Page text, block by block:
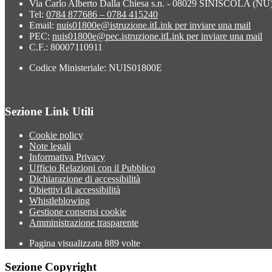
Via Carlo Alberto Dalla Chiesa s.n. - 08029 SINISCOLA
Tel: 0784 877686 – 0784 415240
Email: nuis01800e@istruzione.itLink per inviare una mail
PEC: nuis01800e@pec.istruzione.itLink per inviare una mail
C.F.: 80007110911
Codice Ministeriale: NUIS01800E
Sezione Link Utili
Cookie policy
Note legali
Informativa Privacy
Ufficio Relazioni con il Pubblico
Dichiarazione di accessibilità
Obiettivi di accessibilità
Whistleblowing
Gestione consensi cookie
Amministrazione trasparente
Pagina visualizzata 889 volte
Sezione Copyright